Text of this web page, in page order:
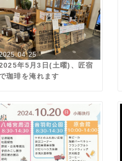
年5月3日(土曜)、匠宿
珈琲を淹れます